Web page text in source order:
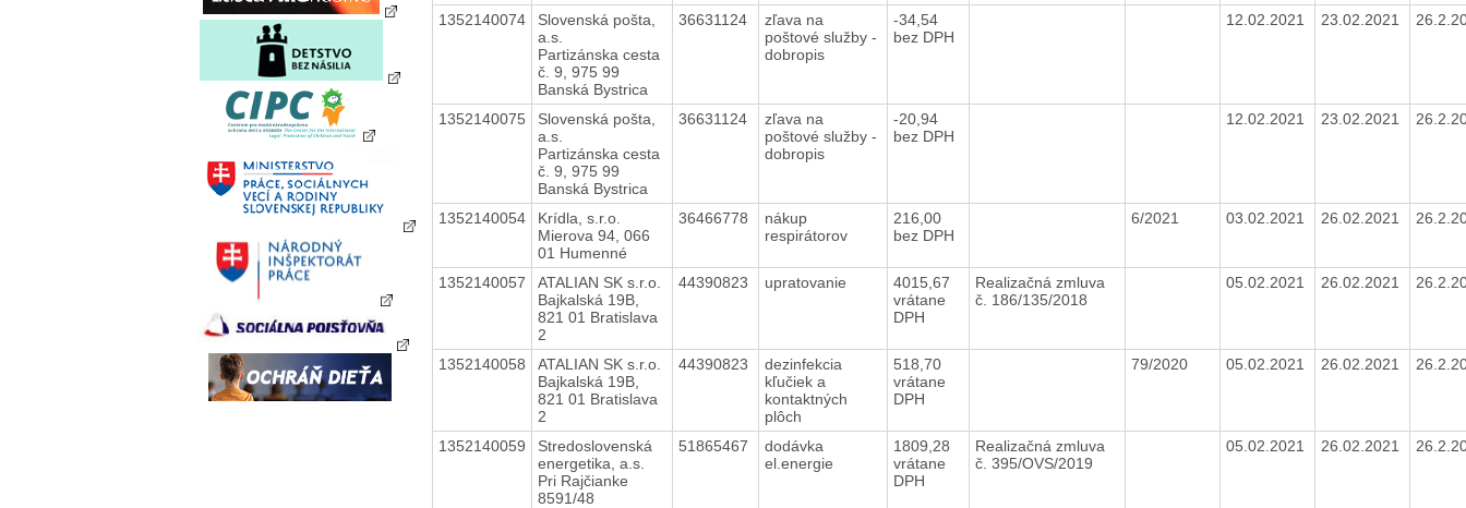
1352140074
Slovenská pošta,
a.s.
Partizánska cesta
č. 9, 975 99
Banská Bystrica
36631124
zľava na
poštové služby -
dobropis
-34,54
bez DPH
12.02.2021 23.02.2021
1352140075
Slovenská pošta,
a.s.
Partizánska cesta
č. 9, 975 99
Banská Bystrica
36631124
zľava na
poštové služby -
dobropis
-20,94
bez DPH
12.02.2021 23.02.2021
1352140054
Krídla, s.r.o.
Mierova 94, 066
01 Humenné
36466778
nákup
respirátorov
216,00
bez DPH
6/2021 03.02.2021 26.02.2021
1352140057
ATALIAN SK s.r.o.
Bajkalská 19B,
821 01 Bratislava
2
44390823 upratovanie
4015,67
vrátane
DPH
Realizačná zmluva
č. 186/135/2018
05.02.2021 26.02.2021
1352140058
ATALIAN SK s.r.o.
Bajkalská 19B,
821 01 Bratislava
2
44390823
dezinfekcia
kľučiek a
kontaktných
plôch
518,70
vrátane
DPH
79/2020 05.02.2021 26.02.2021
1352140059
Stredoslovenská
energetika, a.s.
Pri Rajčianke
8591/48
51865467
dodávka
el.energie
1809,28
vrátane
DPH
Realizačná zmluva
č. 395/OVS/2019
05.02.2021 26.02.2021